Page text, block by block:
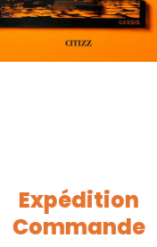
Expédition
Commande
INTERNATIONAL
Monaco